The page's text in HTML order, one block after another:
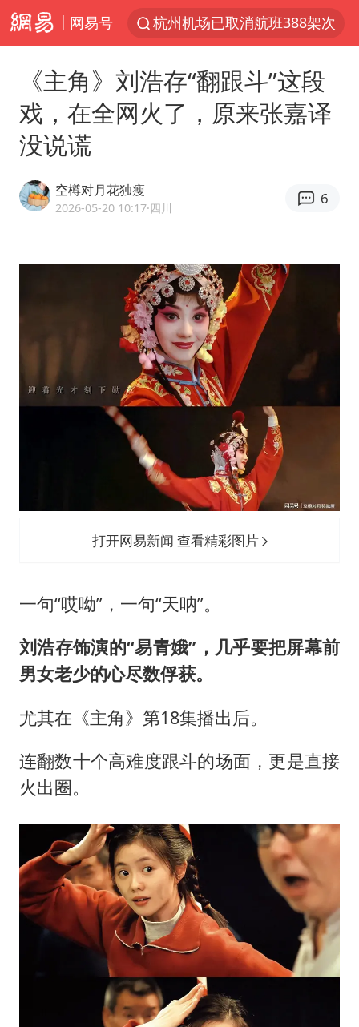
网易号
杭州机场已取消航班388架次
中国籍豪华游艇富商之子在泰国被杀
国足U17与阿森纳决赛取消 并列冠军
世界第1特鲁姆普斯诺克中国赛一轮游
新疆一婚礼线上邀请引热议
《龙餐馆》 冲奖
韩军前线部队连曝丑闻
《主角》刘浩存“翻跟斗”这段
戏，在全网火了，原来张嘉译
没说谎
空樽对月花独瘦
2026-05-20 10:17·四川
6
打开网易新闻 查看精彩图片
一句“哎呦”，一句“天呐”。
刘浩存饰演的“易青娥”，几乎要把屏幕前
男女老少的心尽数俘获。
尤其在《主角》第18集播出后。
连翻数十个高难度跟斗的场面，更是直接
火出圈。